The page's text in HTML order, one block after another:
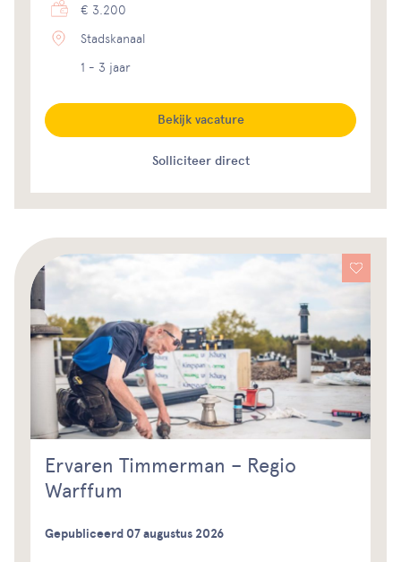
€ 3.200
Stadskanaal
1 - 3 jaar
Solliciteer direct
Bekijk vacature
Ervaren Timmerman – Regio
Warffum
Gepubliceerd 07 augustus 2026